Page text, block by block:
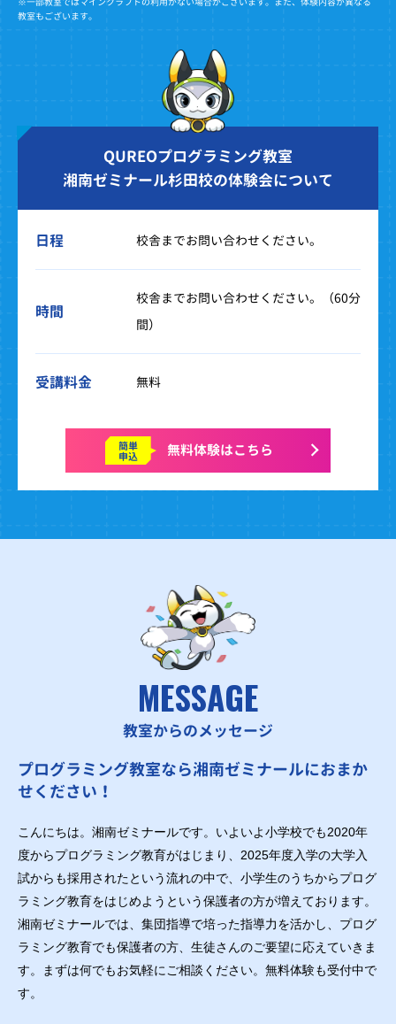
教室もございます。
QUREOプログラミング教室
湘南ゼミナール杉田校の体験会について
日程 校舎までお問い合わせください。
時間
校舎までお問い合わせください。（60分
間）
受講料金 無料
簡単
申込 無料体験はこちら
MESSAGE
教室からのメッセージ
プログラミング教室なら湘南ゼミナールにおまか
せください！
こんにちは。湘南ゼミナールです。いよいよ小学校でも2020年
度からプログラミング教育がはじまり、2025年度入学の大学入
試からも採用されたという流れの中で、小学生のうちからプログ
ラミング教育をはじめようという保護者の方が増えております。
湘南ゼミナールでは、集団指導で培った指導力を活かし、プログ
ラミング教育でも保護者の方、生徒さんのご要望に応えていきま
す。まずは何でもお気軽にご相談ください。無料体験も受付中で
す。